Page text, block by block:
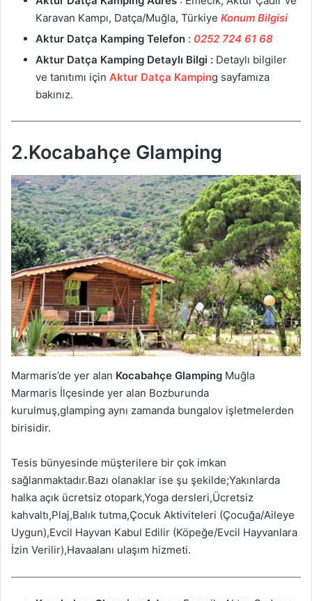
Karavan Kampı, Datça/Muğla, Türkiye Konum Bilgisi
Aktur Datça Kamping Telefon : 0252 724 61 68
Aktur Datça Kamping Detaylı Bilgi : Detaylı bilgiler
ve tanıtımı için Aktur Datça Kamping sayfamıza
bakınız.
2.Kocabahçe Glamping
Marmaris’de yer alan Kocabahçe Glamping Muğla
Marmaris İlçesinde yer alan Bozburunda
kurulmuş,glamping aynı zamanda bungalov işletmelerden
birisidir.
Tesis bünyesinde müşterilere bir çok imkan
sağlanmaktadır.Bazı olanaklar ise şu şekilde;Yakınlarda
halka açık ücretsiz otopark,Yoga dersleri,Ücretsiz
kahvaltı,Plaj,Balık tutma,Çocuk Aktiviteleri (Çocuğa/Aileye
Uygun),Evcil Hayvan Kabul Edilir (Köpeğe/Evcil Hayvanlara
İzin Verilir),Havaalanı ulaşım hizmeti.